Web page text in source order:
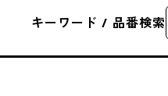
キーワード / 品番検索